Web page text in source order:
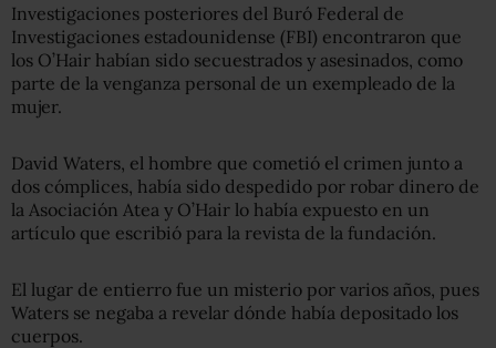
Investigaciones posteriores del Buró Federal de
Investigaciones estadounidense (FBI) encontraron que
los O’Hair habían sido secuestrados y asesinados, como
parte de la venganza personal de un exempleado de la
mujer.
David Waters, el hombre que cometió el crimen junto a
dos cómplices, había sido despedido por robar dinero de
la Asociación Atea y O’Hair lo había expuesto en un
artículo que escribió para la revista de la fundación.
El lugar de entierro fue un misterio por varios años, pues
Waters se negaba a revelar dónde había depositado los
cuerpos.